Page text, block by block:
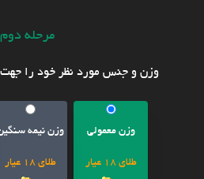
مرحله دوم
وزن و جنس مورد نظر خود را
وزن معمولی
طلای 18 عیار
وزن نیمه
طلای 18 عیار